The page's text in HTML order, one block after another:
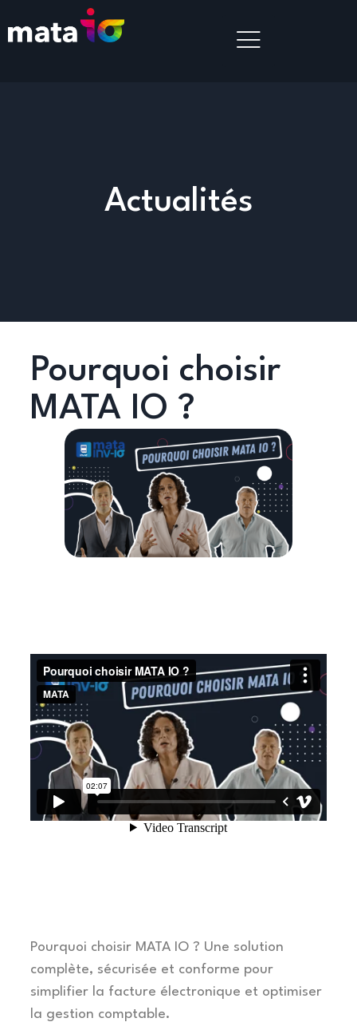
Actualités
Pourquoi choisir
MATA IO ?
Pourquoi choisir MATA IO ? Une solution
complète, sécurisée et conforme pour
simplifier la facture électronique et optimiser
la gestion comptable.